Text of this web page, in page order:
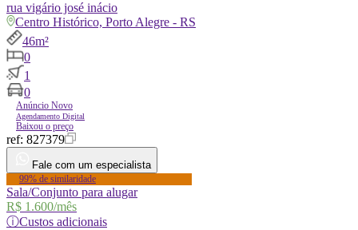
rua vigário josé inácio
Centro Histórico, Porto Alegre - RS
46m²
0
1
0
Anúncio Novo
Agendamento Digital
Baixou o preço
ref: 827379
Fale com um especialista
99% de similaridade
Sala/Conjunto para alugar
R$ 1.600/mês
ⓘCustos adicionais